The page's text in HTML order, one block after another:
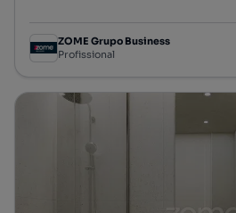
ZOME Grupo Business
Profissional